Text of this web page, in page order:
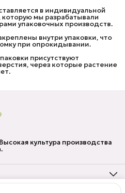
в индивидуальной
которую мы разрабатывали
упаковочных производств.
внутри упаковки, что
при опрокидывании.
присутствуют
через которые растение
культура производства